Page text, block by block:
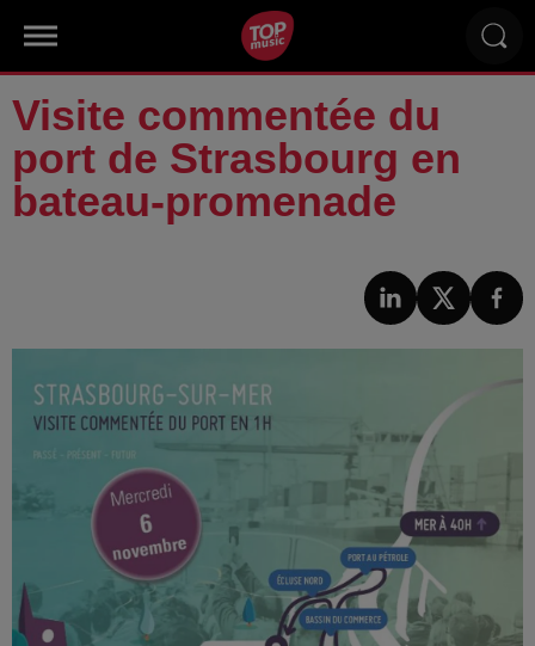
Visite commentée du
port de Strasbourg en
bateau-promenade